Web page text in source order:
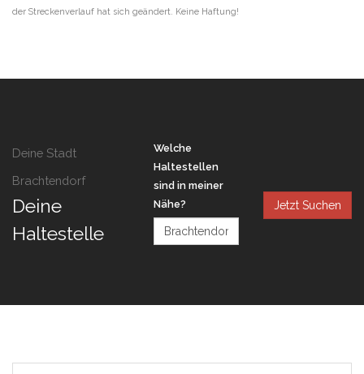
der Streckenverlauf hat sich geändert. Keine Haftung!
Deine Stadt
Brachtendorf
Deine
Haltestelle
Welche
Haltestellen
sind in meiner
Nähe?
Jetzt Suchen